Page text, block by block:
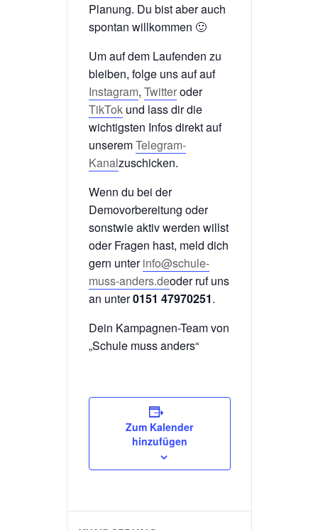
Planung. Du bist aber auch
spontan willkommen 🙂
Um auf dem Laufenden zu
bleiben, folge uns auf auf
Instagram, Twitteroder
TikTokund lass dir die
wichtigsten Infos direkt auf
unseremTelegram-
Kanalzuschicken.
Wenn du bei der
Demovorbereitung oder
sonstwie aktiv werden willst
oder Fragen hast, meld dich
gern unterinfo@schule-
muss-anders.deoder ruf uns
an unter0151 47970251.
Dein Kampagnen-Team von
„Schule muss anders“
Zum Kalender
hinzufügen